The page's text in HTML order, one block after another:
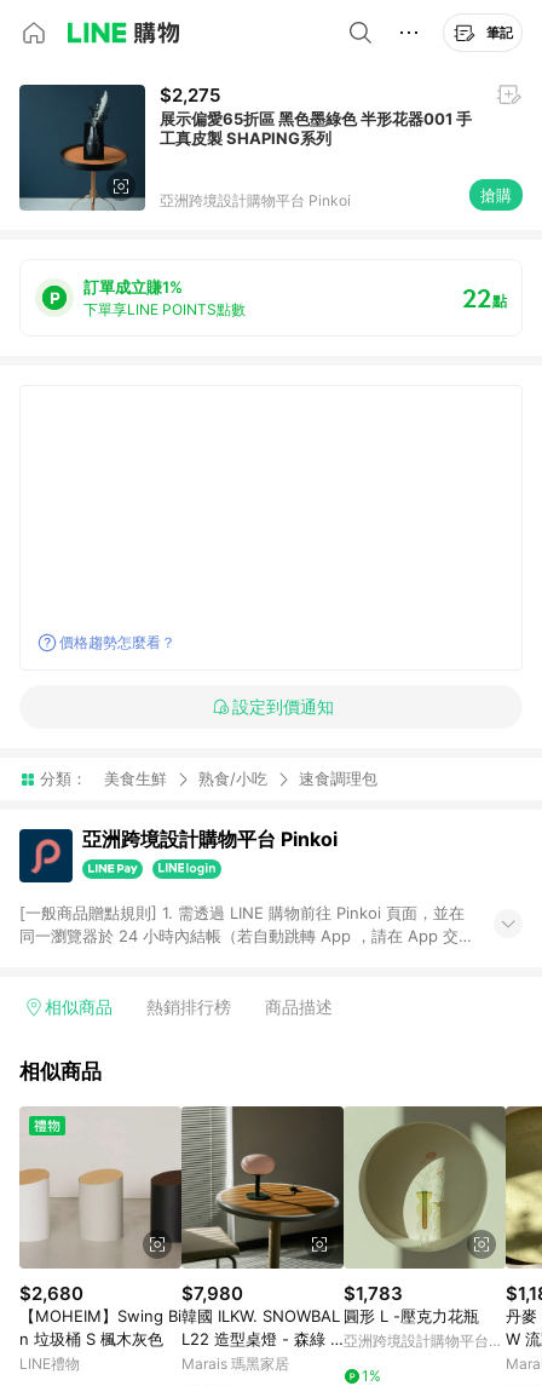
筆記
$2,275
展示偏愛65折區 黑色墨綠色 半形花器001 手
工真皮製 SHAPING系列
亞洲跨境設計購物平台 Pinkoi 搶購
訂單成立賺1%
下單享LINE POINTS點數 22點
價格趨勢怎麼看？
設定到價通知
分類： 美食生鮮 熟食/小吃 速食調理包
亞洲跨境設計購物平台 Pinkoi
[一般商品贈點規則] 1. 需透過 LINE 購物前往 Pinkoi 頁面，並在
同一瀏覽器於 24 小時內結帳（若自動跳轉 App ，請在 App 交
回饋訂單不得享有 Pinkoi 站方優惠，例如首購優惠，P coins，
行為，不具贈點資格，部分退款不在此限。 6. APP 請更新至
貨後 45 天後發送。 8. 群眾募資商品，禮物卡，開館保證金，補
運費，攤位費等不具贈點資格。 9. LINE 購物站上之商品規格、
顏色、價位、贈品如與 Pinkoi 商品資訊頁及購物車不符，以
Pinkoi 購物商品資訊頁及購物車標示為準。 10. 點數紅包使用規
則請以點數紅包活動說明為準。 11. 若於 LINE 購物前往 Pinkoi
頁面後才首次下載 Pinkoi APP 並完成訂單，不符合導購資格；承
上，首次下載 Pinkoi APP 後，需透過 LINE 購物前往 Pinkoi 頁
面，方享導購資格。
相似商品 熱銷排行榜 商品描述
相似商品
$2,680
【MOHEIM】Swing Bi
n 垃圾桶 S 楓木灰色
LINE禮物
$7,980
韓國 ILKW. SNOWBAL
L22 造型桌燈 - 森綠 /
粉
Marais 瑪黑家居
$1,783
圓形 L -壓克力花瓶
亞洲跨境設計購物平台
1%
丹麥
W